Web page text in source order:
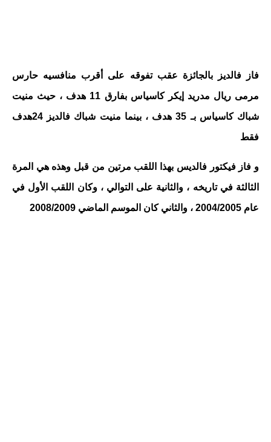
فاز فالديز بالجائزة عقب تفوقه على أقرب منافسيه حارس
مرمى ريال مدريد إيكر كاسياس بفارق 11 هدف ، حيث منيت
شباك كاسياس بـ 35 هدف ، بينما منيت شباك فالديز 24هدف
فقط
و فاز فيكتور فالديس بهذا اللقب مرتين من قبل وهذه هي المرة
الثالثة في تاريخه ، والثانية على التوالي ، وكان اللقب الأول في
عام 2004/2005 ، والثاني كان الموسم الماضي 2008/2009